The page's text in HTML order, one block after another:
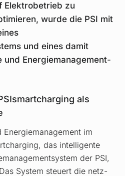
Elektrobetrieb zu
wurde die PSI mit
und eines damit
Energiemanagement-
als
im
das intelligente
der PSI,
System steuert die netz-